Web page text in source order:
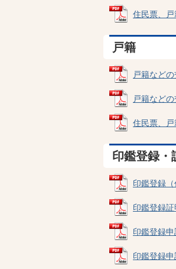
住民票、
戸籍
戸籍など
戸籍など
住民票、
印鑑登録・
印鑑登録
印鑑登録
印鑑登録
印鑑登録